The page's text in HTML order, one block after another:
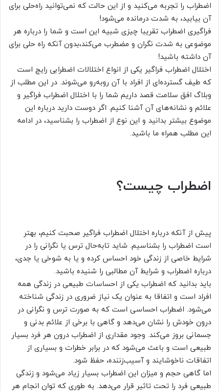
اضطراب را تجربه می‌کنید و از این حالت که نمی‌توانید راه‌حلی برای
آن بیابید، به شدت درمانده می‌شود!
فراگیری اضطراب تقریبا چیزی شبیه این است و شما را درباره هر
موضوعی به شدت نگران و مضطرب می‌کند،بدون آنکه راه حلی برای
آن داشته باشید!
اختلال اضطراب فراگیر یکی از انواع اختلالات اضطرابی رایج است
که طیف گسترده‌ای از افراد با آن روبه‌رو می‌شوند. در این مطلب از
وبلاگ افق سلامت قصد داریم شما را با اختلال اضطراب فراگیر و
علائم و نشانه‌های آن آشنا کنیم. اگر دوست دارید درباره این
موضوع بیشتر بدانید و این نوع از اضطراب را بشناسید، در ادامه
این مطلب همراه ما باشید.
اضطراب چیست؟
پیش از آنکه درباره اختلال اضطراب فراگیر صحبت کنیم، بهتر
است اضطراب را بشناسیم. شاید تابه‌حال ترس یا نگرانی را در
شرایط خاصی از زندگی خود احساس کرده و یا به شوخی یا جدی،
درباره اضطراب و شرایط آن مطالبی را شنیده باشید.
باید بدانید که اضطراب یکی از احساسات طبیعی در زندگی همه
افراد است و اتفاقا به عنوان یک نیاز ضروری در زندگی شناخته
می‌شود. اضطراب احساسی است که به صورت ترس و نگرانی در
درون خودش را نشان می‌دهد و گاهی با برخی از علائم بدنی و
جسمانی بروز می‌کند. وجود مقداری از اضطراب درون هر فرد بسیار
طبیعی است و باعث می‌شود که در برابر خطرات و بسیاری از
اتفاقات ناخوشایند و آسیب‌زننده، حفظ شود.
اما گاهی حجم و میزان این اضطراب بسیار زیاد می‌شود و زندگی
طبیعی فرد را تحت تاثیر قرار می‌دهد. به طوری که توان انجام هر